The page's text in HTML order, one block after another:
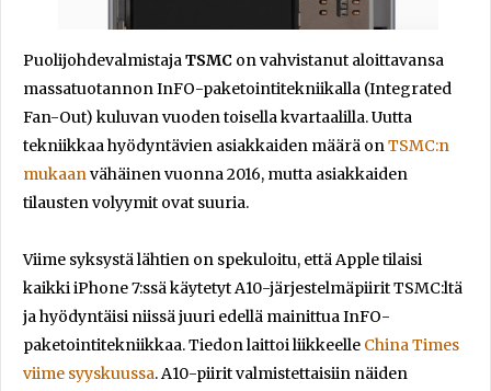
PuolijohdevalmistajaTSMC on vahvistanut aloittavansa
massatuotannon InFO-paketointitekniikalla (Integrated
Fan-Out) kuluvan vuoden toisella kvartaalilla. Uutta
tekniikkaa hyödyntävien asiakkaiden määrä onTSMC:n
mukaanvähäinen vuonna 2016, mutta asiakkaiden
tilausten volyymit ovat suuria.
Viime syksystä lähtien on spekuloitu, että Apple tilaisi
kaikki iPhone 7:ssä käytetyt A10-järjestelmäpiirit TSMC:ltä
ja hyödyntäisi niissä juuri edellä mainittua InFO-
paketointitekniikkaa. Tiedon laittoi liikkeelle China Times
viime syyskuussa. A10-piirit valmistettaisiin näiden